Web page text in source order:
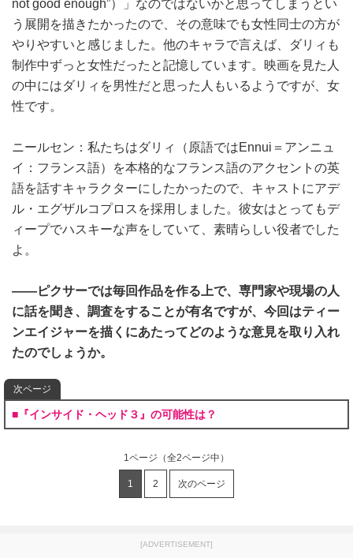
not good enough”）」なのではないかと思ってしまうとい
う展開を描きたかったので、その意味でも女性同士の方が
やりやすいと感じました。他のキャラで言えば、ダリィも
制作中ずっと女性だったと記憶しています。映画を見た人
の中にはダリィを男性だと思った人もいるようですが、女
性です。
ニールセン：私たちはダリィ（原語ではEnnui＝アンニュ
イ：フランス語）を本格的なフランス語のアクセントの英
語を話すキャラクターにしたかったので、キャストにアデ
ル・エグザルコプロスを採用しました。彼女はとってもデ
ィープでハスキーな声をしていて、素晴らしい役者でした
よ。
――ピクサーでは毎回作品を作る上で、専門家や現場の人
に話を聞き、調査をすることが有名ですが、今回はティー
ンエイジャーを描くにあたってどのような意見を取り入れ
たのでしょうか。
次ページ
■『インサイド・ヘッド３』の可能性は？
1ページ （全2ページ中）
1 2 次のページ
[ADVERTISEMENT]